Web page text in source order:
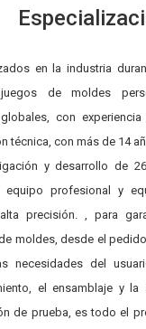
en la industria
juegos de moldes
con
técnica, con más de 14
y desarrollo de
equipo profesional y
precisión. , para
moldes, desde el
necesidades del
el ensamblaje y la
de prueba, es todo el